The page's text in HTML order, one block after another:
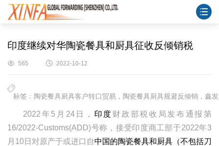
印度继续对华陶瓷餐具和厨具征收反倾销税
565 2022-10-12
标签：陶瓷餐具厨具客户转口贸易，陶瓷餐具厨具规避反倾销，鑫
2022年5月24日， 印度 财政部税收局发布通报第
16/2022-Customs(ADD)号称，接受印度商工部于2022年3
月10日对原产于或进口自中国的陶瓷餐具和厨具（不包括刀